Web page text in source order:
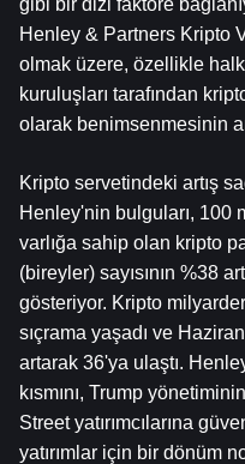
gibi bir dizi faktöre
Henley & Partners Kripto
olmak üzere, özellikle
kuruluşları tarafından
olarak benimsenmesinin
Kripto servetindeki artış
Henley'nin bulguları, 100
varlığa sahip olan kripto
(bireyler) sayısının %38
gösteriyor. Kripto
sıçrama yaşadı ve
artarak 36'ya ulaştı.
kısmını, Trump
Street yatırımcılarına
yatırımlar için bir dönüm